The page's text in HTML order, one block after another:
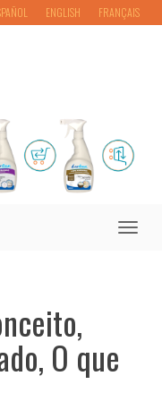
ENGLISH FRANÇAIS
Toggle
O que